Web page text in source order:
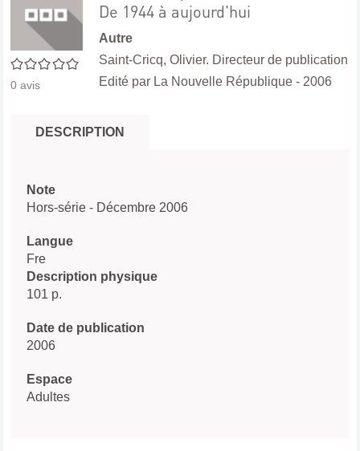
0/5
0 avis
De 1944 à aujourd'hui
Autre
Saint-Cricq, Olivier. Directeur de publication
Edité par La Nouvelle République - 2006
DESCRIPTION
Note
Hors-série - Décembre 2006
Langue
Fre
Description physique
101 p.
Date de publication
2006
Espace
Adultes